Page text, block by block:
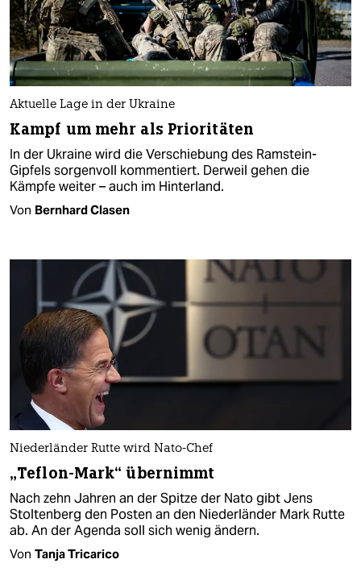
Aktuelle Lage in der Ukraine
Kampf um mehr als Prioritäten
In der Ukraine wird die Verschiebung des Ramstein-
Gipfels sorgenvoll kommentiert. Derweil gehen die
Kämpfe weiter – auch im Hinterland.
Von Bernhard Clasen
Niederländer Rutte wird Nato-Chef
„Teflon-Mark“ übernimmt
Nach zehn Jahren an der Spitze der Nato gibt Jens
Stoltenberg den Posten an den Niederländer Mark Rutte
ab. An der Agenda soll sich wenig ändern.
Von Tanja Tricarico